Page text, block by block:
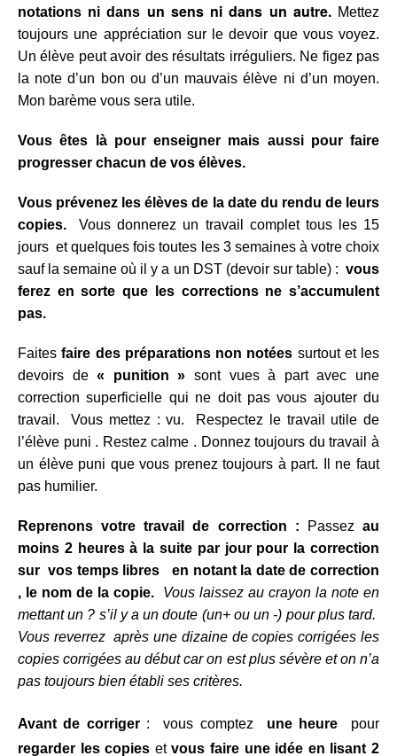
notations nidans un sens ni dans un autre.Mettez
toujours une appréciation sur le devoir que vous voyez.
Un élève peut avoir des résultats irréguliers. Ne figez pas
la note d’un bon ou d’un mauvais élève ni d’un moyen.
Mon barème vous sera utile.
Vous êtes là pour enseigner mais aussi pour faire
progresser chacun de vos élèves.
Vous prévenez les élèves de la date du rendu de leurs
copies.
Vous donnerez un travail complet tous les 15
jours et quelques fois toutes les 3 semaines à votre choix
sauf la semaine où il y a un DST (devoir sur table) : vous
ferez en sorte que les corrections ne s’accumulent
pas.
Faitesfaire des préparations non notées surtout et les
devoirs de« punition » sont vues à part avec une
correction superficielle qui ne doit pas vous ajouter du
travail. Vous mettez : vu. Respectez le travail utile de
l’élève puni . Restez calme . Donnez toujours du travail à
un élève puni que vous prenez toujours à part. Il ne faut
pas humilier.
Reprenons votre travail de correction : Passez au
moins 2 heures à la suite par jour pour la correction
sur vos temps libres en notant la date de correction
, le nom de la copie.
Vous laissez au crayon la note en
mettant un ? s’il y a un doute (un+ ou un -) pour plus tard.
Vous reverrez après une dizaine de copies corrigées les
copies corrigées au début car on est plus sévère et on n’a
pas toujours bien établi ses critères.
Avant de corriger: vous comptez une heure pour
regarder les copies etvous faire une idée en lisant 2